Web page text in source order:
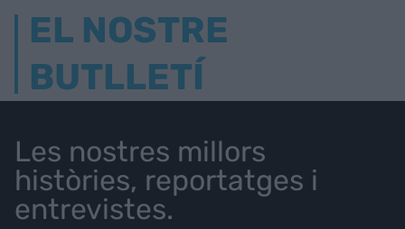
EL NOSTRE
BUTLLETÍ
Les nostres millors
històries, reportatges i
entrevistes.